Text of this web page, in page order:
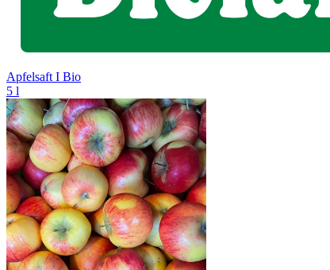
Apfelsaft I Bio
5 l